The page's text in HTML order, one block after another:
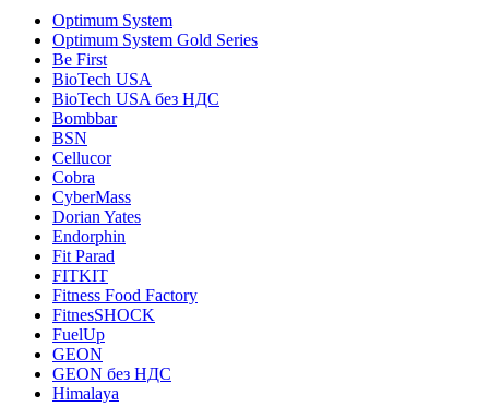
Optimum System
Optimum System Gold Series
Be First
BioTech USA
BioTech USA без НДС
Bombbar
BSN
Cellucor
Cobra
CyberMass
Dorian Yates
Endorphin
Fit Parad
FITKIT
Fitness Food Factory
FitnesSHOCK
FuelUp
GEON
GEON без НДС
Himalaya